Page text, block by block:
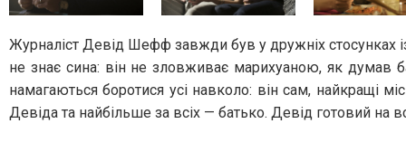
Журналіст Девід Шефф завжди був у дружніх стосунках
не знає сина: він не зловживає марихуаною, як думав
намагаються боротися усі навколо: він сам, найкращі
Девіда та найбільше за всіх — батько. Девід готовий на